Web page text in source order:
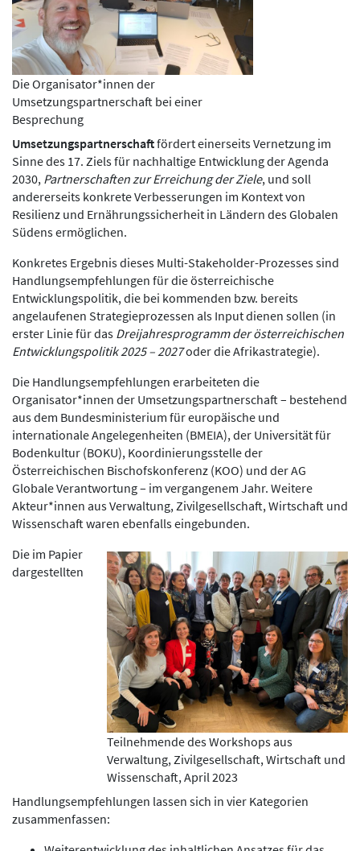
Die Organisator*innen der
Umsetzungspartnerschaft bei einer
Besprechung
Umsetzungspartnerschaftfördert einerseits Vernetzung im
Sinne des 17. Ziels für nachhaltige Entwicklung der Agenda
2030, Partnerschaften zur Erreichung der Ziele, und soll
andererseits konkrete Verbesserungen im Kontext von
Resilienz und Ernährungssicherheit in Ländern des Globalen
Südens ermöglichen.
Konkretes Ergebnis dieses Multi-Stakeholder-Prozesses sind
Handlungsempfehlungen für die österreichische
Entwicklungspolitik, die bei kommenden bzw. bereits
angelaufenen Strategieprozessen als Input dienen sollen (in
erster Linie für das Dreijahresprogramm der österreichischen
Entwicklungspolitik 2025–2027oder die Afrikastrategie).
Die Handlungsempfehlungen erarbeiteten die
Organisator*innen der Umsetzungspartnerschaft – bestehend
aus dem Bundesministerium für europäische und
internationale Angelegenheiten (BMEIA), der Universität für
Bodenkultur (BOKU), Koordinierungsstelle der
Österreichischen Bischofskonferenz (KOO) und der AG
Globale Verantwortung – im vergangenem Jahr. Weitere
Akteur*innen aus Verwaltung, Zivilgesellschaft, Wirtschaft und
Wissenschaft waren ebenfalls eingebunden.
Teilnehmende des Workshops aus
Verwaltung, Zivilgesellschaft, Wirtschaft und
Wissenschaft, April 2023
Die im Papier
dargestellten
Handlungsempfehlungen lassen sich in vier Kategorien
zusammenfassen: